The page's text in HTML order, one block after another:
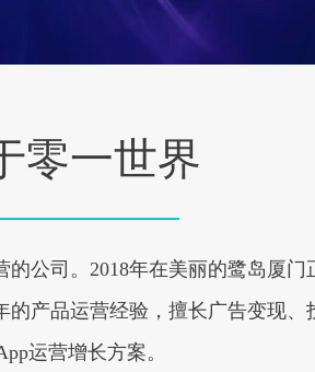
零一世界
公司。2018年在美丽的鹭岛厦
产品运营经验，擅长广告变现、
运营增长方案。